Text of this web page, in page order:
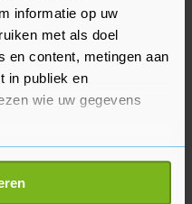
informatie op uw
met als doel
en content, metingen aan
in publiek en
wie uw gegevens
graag:
uw geografische